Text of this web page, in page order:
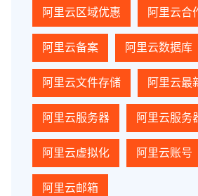
阿里云区域优惠 阿里云合
阿里云备案 阿里云数据库
阿里云文件存储 阿里云最
阿里云服务器 阿里云服务
阿里云虚拟化 阿里云账号
阿里云邮箱